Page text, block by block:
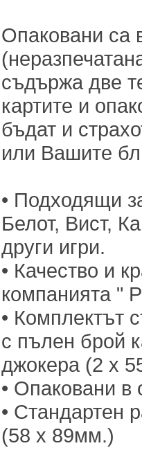
Опаковани са
съдържа две
картите и
бъдат и
или Вашите
• Подходящи
Белот, Вист,
други игри.
• Качество и
компанията "
• Комплектът
с пълен брой
джокера (2 x
• Опаковани в
• Стандартен
(58 х 89мм.)